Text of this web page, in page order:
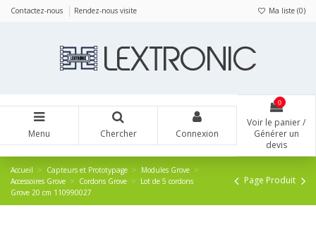
Contactez-nous Rendez-nous visite Ma liste (0)
Menu Chercher Connexion
0
Voir le panier /
Générer un
devis
Accueil Capteurs et Prototypage
Modules Grove
Accessoires Grove
Cordons Grove
Lot de 5 cordons
Grove 20 cm 110990027
Page Produit
Panneau de gestion des cookies